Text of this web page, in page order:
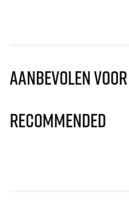
Aanbevolen
Recommended